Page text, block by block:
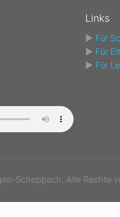
Links
► Für
► Für
► Für
Scheppach. Alle Rechte